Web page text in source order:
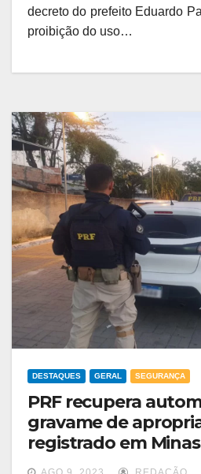
decreto do prefeito Eduardo
proibição do uso…
DESTAQUES GERAL SEGURANÇA
PRF recupera
gravame de
registrado em